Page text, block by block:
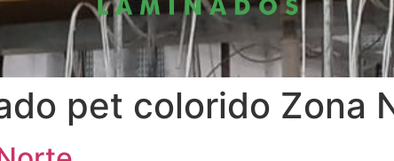
pet colorido Zona